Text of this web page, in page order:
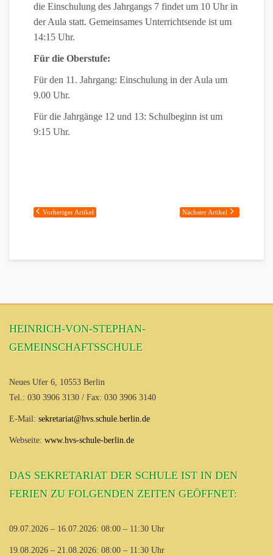
die Einschulung des Jahrgangs 7 findet um 10 Uhr in
der Aula statt. Gemeinsames Unterrichtsende ist um
14:15 Uhr.
Für die Oberstufe:
Für den 11. Jahrgang: Einschulung in der Aula um
9.00 Uhr.
Für die Jahrgänge 12 und 13: Schulbeginn ist um
9:15 Uhr.
Vorheriger Artikel Nächster Artikel
HEINRICH-VON-STEPHAN-
GEMEINSCHAFTSSCHULE
Neues Ufer 6, 10553 Berlin
Tel.: 030 3906 3130 / Fax: 030 3906 3140
E-Mail: sekretariat@hvs.schule.berlin.de
Webseite: www.hvs-schule-berlin.de
DAS SEKRETARIAT DER SCHULE IST IN DEN
FERIEN ZU FOLGENDEN ZEITEN GEÖFFNET:
09.07.2026 – 16.07.2026: 08:00 – 11:30 Uhr
19.08.2026 – 21.08.2026: 08:00 – 11:30 Uhr